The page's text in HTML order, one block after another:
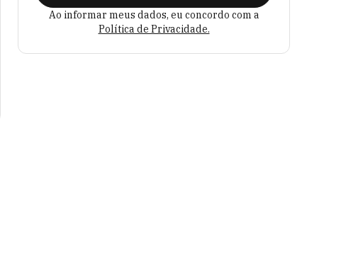
Ao informar meus dados, eu concordo com a
Política de Privacidade.